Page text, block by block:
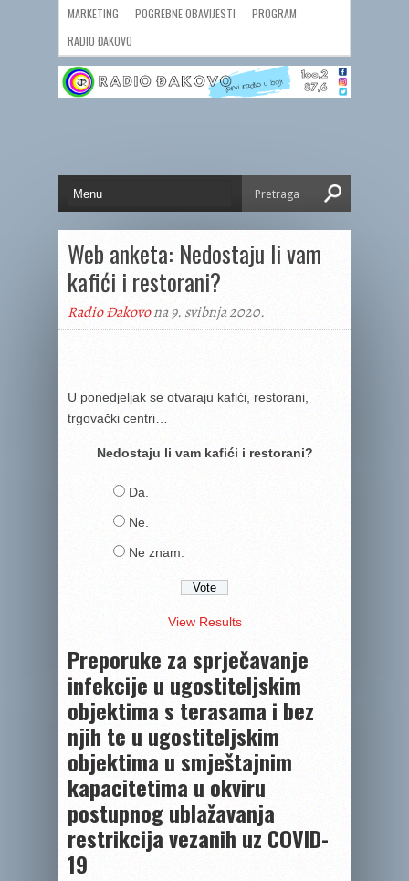
MARKETING POGREBNE OBAVIJESTI
PROGRAM
RADIO ĐAKOVO
Web anketa: Nedostaju li vam
kafići i restorani?
Radio Đakovona 9. svibnja 2020.
U ponedjeljak se otvaraju kafići, restorani,
trgovački centri…
Nedostaju li vam kafići i restorani?
Da.
Ne.
Ne znam.
View Results
Preporuke za sprječavanje
infekcije u ugostiteljskim
objektima s terasama i bez
njih te u ugostiteljskim
objektima u smještajnim
kapacitetima u okviru
postupnog ublažavanja
restrikcija vezanih uz COVID-
19